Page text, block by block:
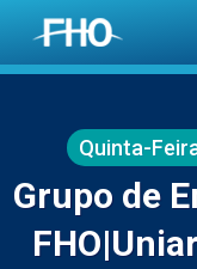
Quinta-
Grupo de